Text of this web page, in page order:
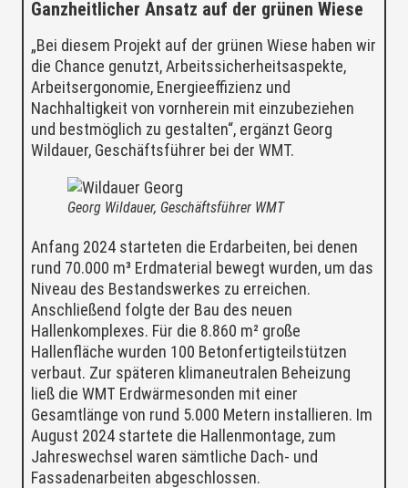
Ganzheitlicher Ansatz auf der grünen Wiese
„Bei diesem Projekt auf der grünen Wiese haben wir
die Chance genutzt, Arbeitssicherheitsaspekte,
Arbeitsergonomie, Energieeffizienz und
Nachhaltigkeit von vornherein mit einzubeziehen
und bestmöglich zu gestalten“, ergänzt Georg
Wildauer, Geschäftsführer bei der WMT.
Georg Wildauer, Geschäftsführer WMT
Anfang 2024 starteten die Erdarbeiten, bei denen
rund 70.000 m³ Erdmaterial bewegt wurden, um das
Niveau des Bestandswerkes zu erreichen.
Anschließend folgte der Bau des neuen
Hallenkomplexes. Für die 8.860 m² große
Hallenfläche wurden 100 Betonfertigteilstützen
verbaut. Zur späteren klimaneutralen Beheizung
ließ die WMT Erdwärmesonden mit einer
Gesamtlänge von rund 5.000 Metern installieren. Im
August 2024 startete die Hallenmontage, zum
Jahreswechsel waren sämtliche Dach- und
Fassadenarbeiten abgeschlossen.